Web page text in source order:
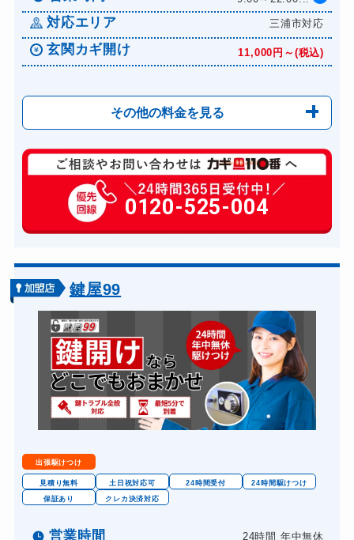
ドアノブカギ作成 8,800円～(税込)
ドアノブカギ交換 11,000円～(税込)
対応エリア 三浦市対応
玄関カギ開け 11,000円～(税込)
その他の料金を見る
玄関カギ修理 6,600円～(税込)
玄関カギ交換 14,300円～(税込)
スーツケースカギ開け 8,800円～(税込)
金庫カギ修理
金庫カギ交換 11,000円～(税込)
ロッカーカギ開け 8,800円～(税込)
ドアノブカギ開け 10,780円～(税込)
ドアノブカギ交換 11,000円～(税込)
0120-525-004
鍵屋99
出張駆けつけ
見積り無料 土日祝対応可 24時間受付
24時間駆けつけ
保証あり
クレカ決済対応
営業時間 24時間 年中無休